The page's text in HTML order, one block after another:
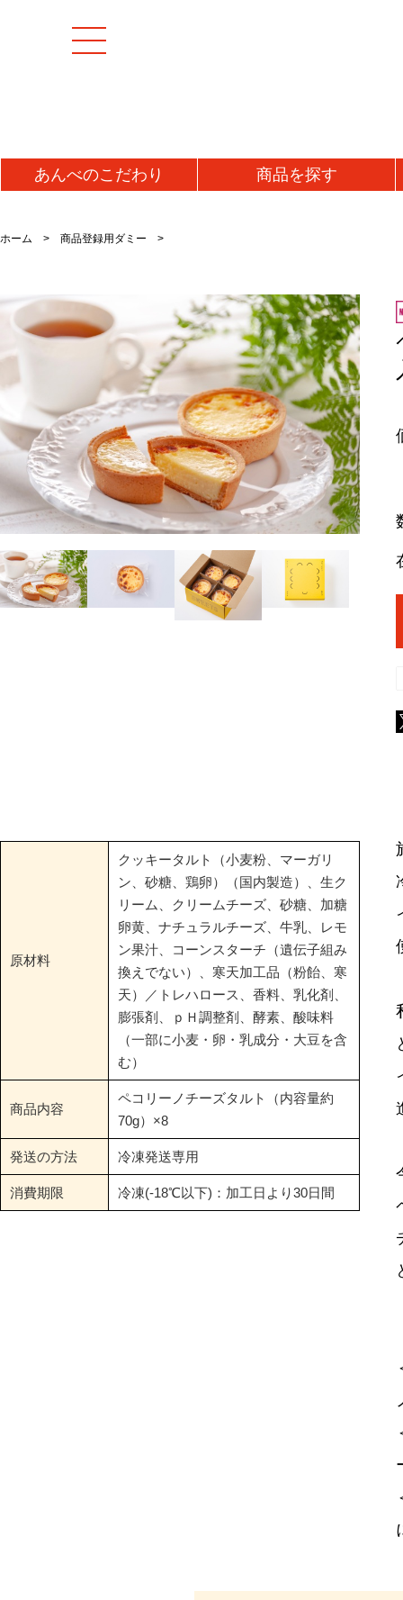
あんべのこだわり 商品を探す
[特集商品]
送料無料・送料込み
仔羊(ラム)肉
ラムモモ肉
ラムカタ肉
ラムカタロース肉
ラム特選ロース肉
ラムチョップ
ラムスペアリブ
ラムショートロイン
ラムテンダーロイン
ラムTボーンステーキ
マトンロース肉(解凍)
牛肉
牛タン
豚肉
豚ホルモン
味噌
ラム
ラム
やみ
ジン
ホーム 商品登録用ダミー
原材料
クッキータルト（小麦粉、マーガリ
ン、砂糖、鶏卵）（国内製造）、生ク
リーム、クリームチーズ、砂糖、加糖
卵黄、ナチュラルチーズ、牛乳、レモ
ン果汁、コーンスターチ（遺伝子組み
換えでない）、寒天加工品（粉飴、寒
天）／トレハロース、香料、乳化剤、
膨張剤、ｐＨ調整剤、酵素、酸味料
（一部に小麦・卵・乳成分・大豆を含
む）
商品内容
ペコリーノチーズタルト（内容量約
70g）×8
発送の方法 冷凍発送専用
消費期限 冷凍(-18℃以下)：加工日より30日間